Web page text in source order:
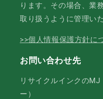
ります。その場合、業
取り扱うように管理い
>>個人情報保護方針に
お問い合わせ先
リサイクルインクの
ー）